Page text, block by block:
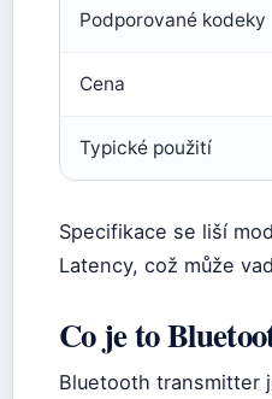
Podporované kodeky
Cena
Typické použití
Specifikace se liší
Latency, což může
Co je to
Bluetooth transmitter